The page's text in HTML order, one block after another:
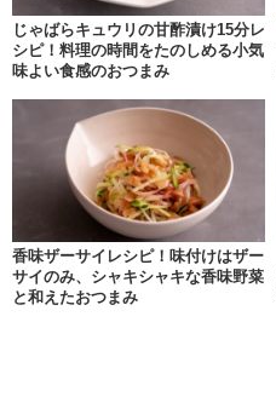
じゃばらキュウリの甘酢漬け15分レ
シピ！料理の時間をたのしめる小気
味よい食感のおつまみ
香味ザーサイレシピ！味付けはザー
サイのみ、シャキシャキな香味野菜
と和えたおつまみ